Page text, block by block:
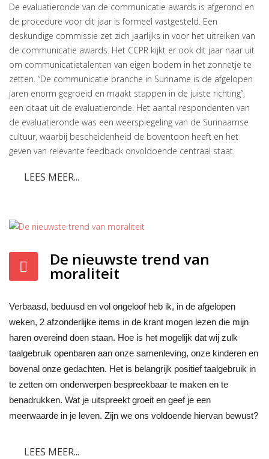
De evaluatieronde van de communicatie awards is afgerond en
de procedure voor dit jaar is formeel vastgesteld. Een
deskundige commissie zet zich jaarlijks in voor het uitreiken van
de communicatie awards. Het CCPR kijkt er ook dit jaar naar uit
om communicatietalenten van eigen bodem in het zonnetje te
zetten. “De communicatie branche in Suriname is de afgelopen
jaren enorm gegroeid en maakt stappen in de juiste richting”,
een citaat uit de evaluatieronde. Het aantal respondenten van
de evaluatieronde was een weerspiegeling van de Surinaamse
cultuur, waarbij bescheidenheid de boventoon heeft en het
geven van relevante feedback onvoldoende centraal staat.
LEES MEER...
De nieuwste trend van
moraliteit
Verbaasd, beduusd en vol ongeloof heb ik, in de afgelopen
weken, 2 afzonderlijke items in de krant mogen lezen die mijn
haren overeind doen staan. Hoe is het mogelijk dat wij zulk
taalgebruik openbaren aan onze samenleving, onze kinderen en
bovenal onze gedachten. Het is belangrijk positief taalgebruik in
te zetten om onderwerpen bespreekbaar te maken en te
benadrukken. Wat je uitspreekt groeit en geef je een
meerwaarde in je leven. Zijn we ons voldoende hiervan bewust?
LEES MEER...